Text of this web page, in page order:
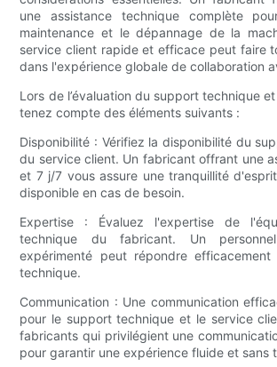
une assistance technique complète
maintenance et le dépannage de la
service client rapide et efficace peut faire
dans l'expérience globale de collaboration
Lors de l’évaluation du support technique
tenez compte des éléments suivants :
Disponibilité : Vérifiez la disponibilité du
du service client. Un fabricant offrant une
et 7 j/7 vous assure une tranquillité
disponible en cas de besoin.
Expertise : Évaluez l'expertise de
technique du fabricant. Un
expérimenté peut répondre
technique.
Communication : Une communication
pour le support technique et le service
fabricants qui privilégient une
pour garantir une expérience fluide et sans